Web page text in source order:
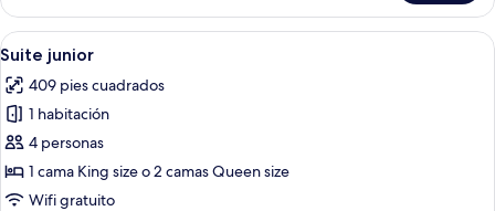
Deluxe,
frente
al
océano
Abrir
todas
las
fotos
de
Suite
junior
Habitación de hotel con una cama
5
Suite junior
409 pies cuadrados
1 habitación
4 personas
1 cama King size o 2 camas Queen size
Wifi gratuito